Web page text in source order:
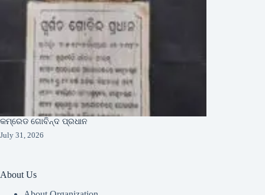
କମ୍ରେଡ ଗୋବିନ୍ଦ ପ୍ରଧାନ
July 31, 2026
About Us